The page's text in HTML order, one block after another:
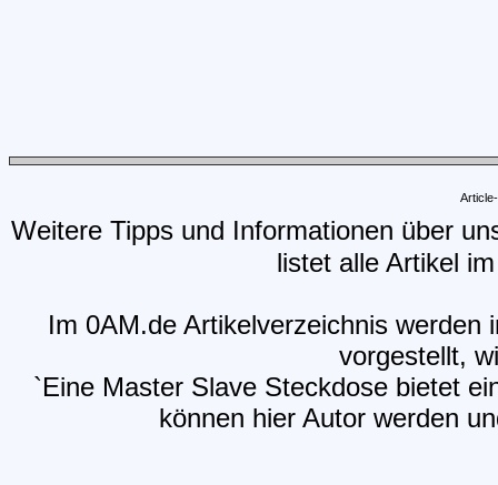
Weitere Tipps und Informationen über
listet alle Artikel
Im 0AM.de Artikelverzeichnis
vorgestellt,
`Eine Master Slave Steckdose bietet
können hier Autor werden